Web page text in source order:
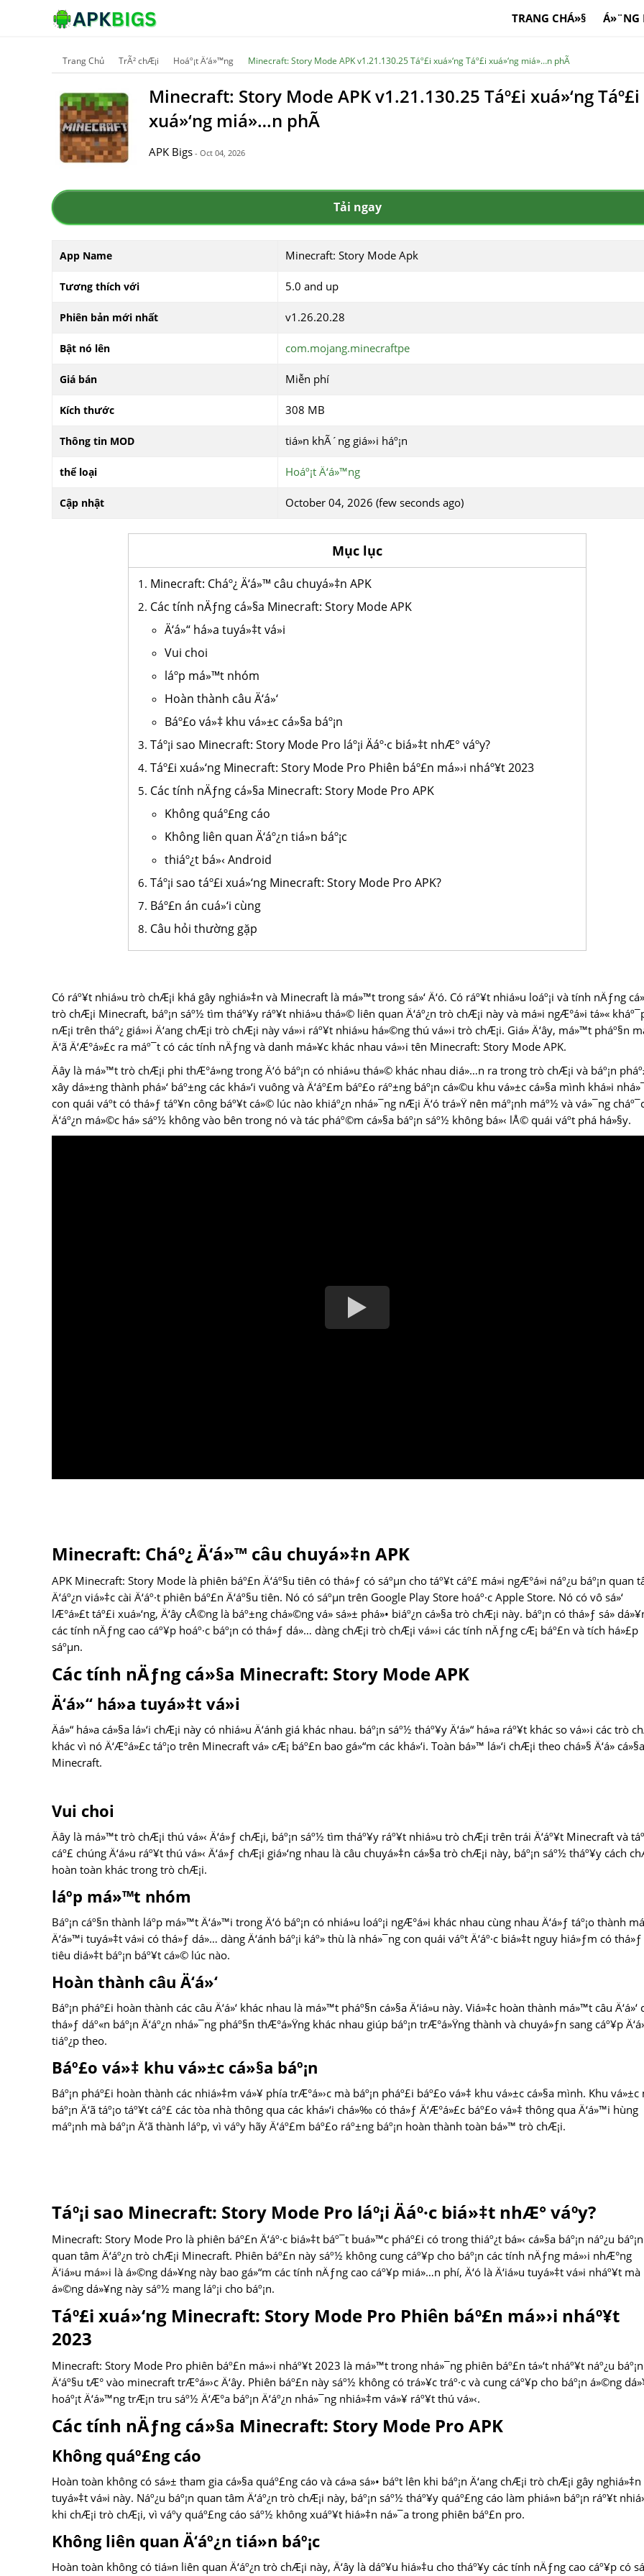
TRANG CHÁ»§ Á»¨NG
Trang Chủ TrÃ² chÆ¡i Hoáº¡t Ä‘á»™ng Minecraft: Story Mode APK v1.21.130.25 Táº£i xuá»‘ng Táº£i xuá»‘ng miá»…n phÃ­
Minecraft: Story Mode APK v1.21.130.25 Táº£i xuá»‘ng Táº£i
xuá»‘ng miá»…n phÃ­
APK Bigs - Oct 04, 2026
Tải ngay
App Name Minecraft: Story Mode Apk
Tương thích với 5.0 and up
Phiên bản mới nhất v1.26.20.28
Bật nó lên com.mojang.minecraftpe
Giá bán Miễn phí
Kích thước 308 MB
Thông tin MOD tiá»n khÃ´ng giá»›i háº¡n
thể loại Hoáº¡t Ä‘á»™ng
Cập nhật October 04, 2026 (few seconds ago)
Mục lục
Minecraft: Cháº¿ Ä‘á»™ câu chuyá»‡n APK
Các tính nÄƒng cá»§a Minecraft: Story Mode APK
Ä‘á»“ há»a tuyá»‡t vá»i
Vui choi
láº­p má»™t nhóm
Hoàn thành câu Ä‘á»‘
Báº£o vá»‡ khu vá»±c cá»§a báº¡n
Táº¡i sao Minecraft: Story Mode Pro láº¡i Äáº·c biá»‡t nhÆ° váº­y?
Táº£i xuá»‘ng Minecraft: Story Mode Pro Phiên báº£n má»›i nháº¥t 2023
Các tính nÄƒng cá»§a Minecraft: Story Mode Pro APK
Không quáº£ng cáo
Không liên quan Ä‘áº¿n tiá»n báº¡c
thiáº¿t bá»‹ Android
Táº¡i sao táº£i xuá»‘ng Minecraft: Story Mode Pro APK?
Báº£n án cuá»‘i cùng
Câu hỏi thường gặp
Có ráº¥t nhiá»u trò chÆ¡i khá gây nghiá»‡n và Minecraft là má»™t trong sá»‘ Ä‘ó. Có ráº¥t nhiá»u loáº¡i và tính nÄƒng
trò chÆ¡i Minecraft, báº¡n sáº½ tìm tháº¥y ráº¥t nhiá»u thá»© liên quan Ä‘áº¿n trò chÆ¡i này và má»i ngÆ°á»i tá»«
nÆ¡i trên tháº¿ giá»›i Ä‘ang chÆ¡i trò chÆ¡i này vá»›i ráº¥t nhiá»u há»©ng thú vá»›i trò chÆ¡i. Giá» Ä‘ây, má»™t pháº§n
Ä‘ã Ä‘Æ°á»£c ra máº¯t có các tính nÄƒng và danh má»¥c khác nhau vá»›i tên Minecraft: Story Mode APK.
Äây là má»™t trò chÆ¡i phi thÆ°á»ng trong Ä‘ó báº¡n có nhiá»u thá»© khác nhau diá»…n ra trong trò chÆ¡i và báº¡n
xây dá»±ng thành phá»‘ báº±ng các khá»‘i vuông và Ä‘áº£m báº£o ráº±ng báº¡n cá»©u khu vá»±c cá»§a mình khá»i
con quái váº­t có thá»ƒ táº¥n công báº¥t cá»© lúc nào khiáº¿n nhá»¯ng nÆ¡i Ä‘ó trá»Ÿ nên máº¡nh máº½ và vá»¯ng
Ä‘áº¿n má»©c há» sáº½ không vào bên trong nó và tác pháº©m cá»§a báº¡n sáº½ không bá»‹ lÅ© quái váº­t phá há»§y.
Minecraft: Cháº¿ Ä‘á»™ câu chuyá»‡n APK
APK Minecraft: Story Mode là phiên báº£n Ä‘áº§u tiên có thá»ƒ có sáºµn cho táº¥t cáº£ má»i ngÆ°á»i náº¿u báº¡n quan
Ä‘áº¿n viá»‡c cài Ä‘áº·t phiên báº£n Ä‘áº§u tiên. Nó có sáºµn trên Google Play Store hoáº·c Apple Store. Nó có vô sá»‘
lÆ°á»£t táº£i xuá»‘ng, Ä‘ây cÅ©ng là báº±ng chá»©ng vá» sá»± phá»• biáº¿n cá»§a trò chÆ¡i này. báº¡n có thá»ƒ sá»­
các tính nÄƒng cao cáº¥p hoáº·c báº¡n có thá»ƒ dá»… dàng chÆ¡i trò chÆ¡i vá»›i các tính nÄƒng cÆ¡ báº£n và tích há»£p
sáºµn.
Các tính nÄƒng cá»§a Minecraft: Story Mode APK
Ä‘á»“ há»a tuyá»‡t vá»i
Äá»“ há»a cá»§a lá»‘i chÆ¡i này có nhiá»u Ä‘ánh giá khác nhau. báº¡n sáº½ tháº¥y Ä‘á»“ há»a ráº¥t khác so vá»›i các trò
khác vì nó Ä‘Æ°á»£c táº¡o trên Minecraft vá» cÆ¡ báº£n bao gá»“m các khá»‘i. Toàn bá»™ lá»‘i chÆ¡i theo chá»§ Ä‘á» cá»§a
Minecraft.
Vui choi
Äây là má»™t trò chÆ¡i thú vá»‹ Ä‘á»ƒ chÆ¡i, báº¡n sáº½ tìm tháº¥y ráº¥t nhiá»u trò chÆ¡i trên trái Ä‘áº¥t Minecraft và
cáº£ chúng Ä‘á»u ráº¥t thú vá»‹ Ä‘á»ƒ chÆ¡i giá»‘ng nhau là câu chuyá»‡n cá»§a trò chÆ¡i này, báº¡n sáº½ tháº¥y cách
hoàn toàn khác trong trò chÆ¡i.
láº­p má»™t nhóm
Báº¡n cáº§n thành láº­p má»™t Ä‘á»™i trong Ä‘ó báº¡n có nhiá»u loáº¡i ngÆ°á»i khác nhau cùng nhau Ä‘á»ƒ táº¡o thành
Ä‘á»™i tuyá»‡t vá»i có thá»ƒ dá»… dàng Ä‘ánh báº¡i káº» thù là nhá»¯ng con quái váº­t Ä‘áº·c biá»‡t nguy hiá»ƒm có thá»ƒ
tiêu diá»‡t báº¡n báº¥t cá»© lúc nào.
Hoàn thành câu Ä‘á»‘
Báº¡n pháº£i hoàn thành các câu Ä‘á»‘ khác nhau là má»™t pháº§n cá»§a Ä‘iá»u này. Viá»‡c hoàn thành má»™t câu Ä‘á»‘
thá»ƒ dáº«n báº¡n Ä‘áº¿n nhá»¯ng pháº§n thÆ°á»Ÿng khác nhau giúp báº¡n trÆ°á»Ÿng thành và chuyá»ƒn sang cáº¥p
tiáº¿p theo.
Báº£o vá»‡ khu vá»±c cá»§a báº¡n
Báº¡n pháº£i hoàn thành các nhiá»‡m vá»¥ phía trÆ°á»›c mà báº¡n pháº£i báº£o vá»‡ khu vá»±c cá»§a mình. Khu vá»±c
báº¡n Ä‘ã táº¡o táº¥t cáº£ các tòa nhà thông qua các khá»‘i chá»‰ có thá»ƒ Ä‘Æ°á»£c báº£o vá»‡ thông qua Ä‘á»™i hùng
máº¡nh mà báº¡n Ä‘ã thành láº­p, vì váº­y hãy Ä‘áº£m báº£o ráº±ng báº¡n hoàn thành toàn bá»™ trò chÆ¡i.
Táº¡i sao Minecraft: Story Mode Pro láº¡i Äáº·c biá»‡t nhÆ° váº­y?
Minecraft: Story Mode Pro là phiên báº£n Ä‘áº·c biá»‡t báº¯t buá»™c pháº£i có trong thiáº¿t bá»‹ cá»§a báº¡n náº¿u báº¡n
quan tâm Ä‘áº¿n trò chÆ¡i Minecraft. Phiên báº£n này sáº½ không cung cáº¥p cho báº¡n các tính nÄƒng má»›i nhÆ°ng
Ä‘iá»u má»›i là á»©ng dá»¥ng này bao gá»“m các tính nÄƒng cao cáº¥p miá»…n phí, Ä‘ó là Ä‘iá»u tuyá»‡t vá»i nháº¥t mà
á»©ng dá»¥ng này sáº½ mang láº¡i cho báº¡n.
Táº£i xuá»‘ng Minecraft: Story Mode Pro Phiên báº£n má»›i nháº¥t
2023
Minecraft: Story Mode Pro phiên báº£n má»›i nháº¥t 2023 là má»™t trong nhá»¯ng phiên báº£n tá»‘t nháº¥t náº¿u báº¡n
Ä‘áº§u tÆ° vào minecraft trÆ°á»›c Ä‘ây. Phiên báº£n này sáº½ không có trá»¥c tráº·c và cung cáº¥p cho báº¡n á»©ng
hoáº¡t Ä‘á»™ng trÆ¡n tru sáº½ Ä‘Æ°a báº¡n Ä‘áº¿n nhá»¯ng nhiá»‡m vá»¥ ráº¥t thú vá»‹.
Các tính nÄƒng cá»§a Minecraft: Story Mode Pro APK
Không quáº£ng cáo
Hoàn toàn không có sá»± tham gia cá»§a quáº£ng cáo và cá»­a sá»• báº­t lên khi báº¡n Ä‘ang chÆ¡i trò chÆ¡i gây nghiá»‡n
tuyá»‡t vá»i này. Náº¿u báº¡n quan tâm Ä‘áº¿n trò chÆ¡i này, báº¡n sáº½ tháº¥y quáº£ng cáo làm phiá»n báº¡n ráº¥t
khi chÆ¡i trò chÆ¡i, vì váº­y quáº£ng cáo sáº½ không xuáº¥t hiá»‡n ná»¯a trong phiên báº£n pro.
Không liên quan Ä‘áº¿n tiá»n báº¡c
Hoàn toàn không có tiá»n liên quan Ä‘áº¿n trò chÆ¡i này, Ä‘ây là dáº¥u hiá»‡u cho tháº¥y các tính nÄƒng cao cáº¥p có